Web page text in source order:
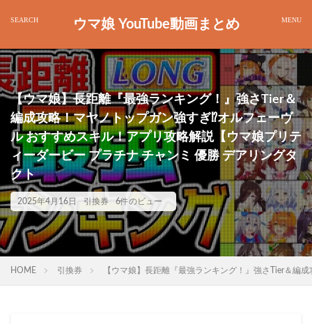
ウマ娘 YouTube動画まとめ
【ウマ娘】長距離『最強ランキング！』強さTier＆
編成攻略！マヤノトップガン強すぎ⁉オルフェーヴ
ル おすすめスキル！アプリ攻略解説【ウマ娘プリテ
ィーダービー プラチナ チャンミ 優勝 デアリングタ
クト
2025年4月16日 引換券 6件のビュー
HOME 引換券 【ウマ娘】長距離『最強ランキング！』強さTier＆編